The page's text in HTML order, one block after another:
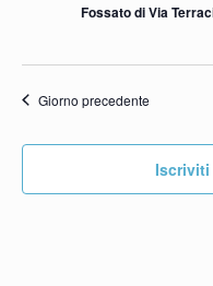
Fossato di Via
Giorno precedente
Iscriviti